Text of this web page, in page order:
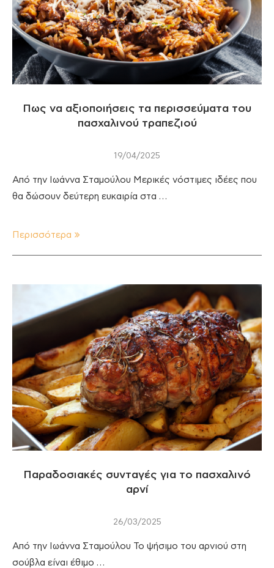
Πως να αξιοποιήσεις τα περισσεύματα του
πασχαλινού τραπεζιού
19/04/2025
Από την Ιωάννα Σταμούλου Μερικές νόστιμες ιδέες που
θα δώσουν δεύτερη ευκαιρία στα …
Περισσότερα
Παραδοσιακές συνταγές για το πασχαλινό
αρνί
26/03/2025
Από την Ιωάννα Σταμούλου Το ψήσιμο του αρνιού στη
σούβλα είναι έθιμο …